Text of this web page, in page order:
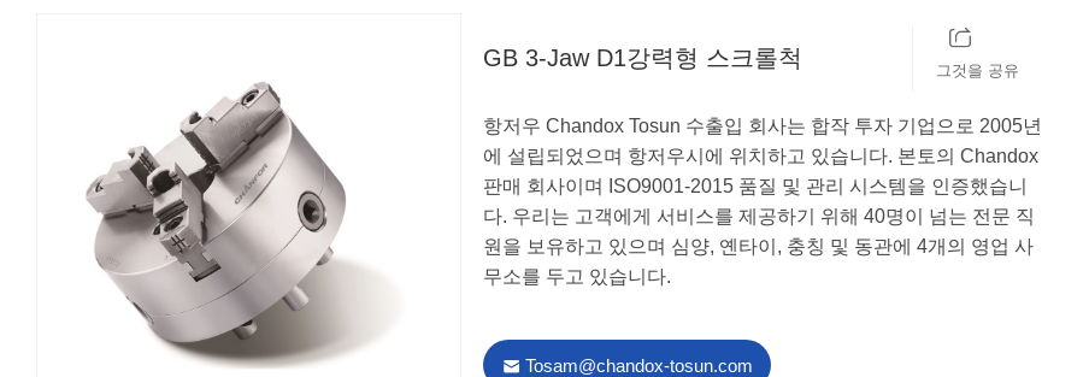
GB 3-Jaw D1강력형 스크롤척 그것을 공유
항저우 Chandox Tosun 수출입 회사는 합작 투자 기업으로 2005년
에 설립되었으며 항저우시에 위치하고 있습니다. 본토의 Chandox
판매 회사이며 ISO9001-2015 품질 및 관리 시스템을 인증했습니
다. 우리는 고객에게 서비스를 제공하기 위해 40명이 넘는 전문 직
원을 보유하고 있으며 심양, 옌타이, 충칭 및 동관에 4개의 영업 사
무소를 두고 있습니다.
Tosam@chandox-tosun.com